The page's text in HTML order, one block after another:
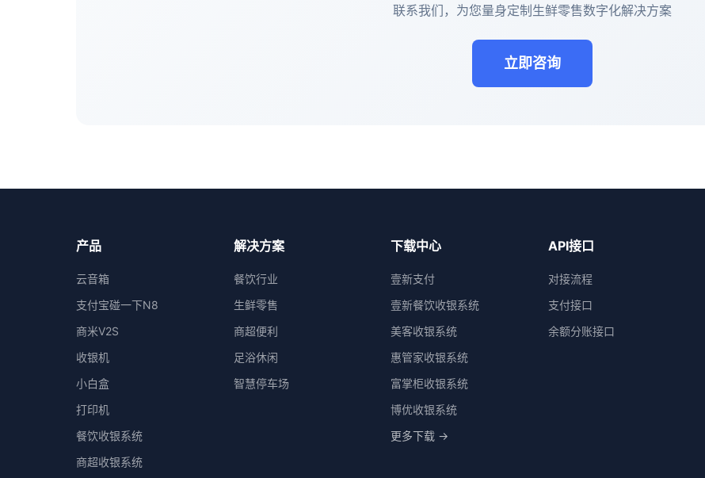
联系我们，为您量身定制生鲜零售数字化解决方案
立即咨询
产品
云音箱
支付宝碰一下N8
商米V2S
收银机
小白盒
打印机
餐饮收银系统
商超收银系统
解决方案
餐饮行业
生鲜零售
商超便利
足浴休闲
智慧停车场
下载中心
壹新支付
壹新餐饮收银系统
美客收银系统
惠管家收银系统
富掌柜收银系统
博优收银系统
更多下载 →
API接口
对接流程
支付接口
余额分账接口